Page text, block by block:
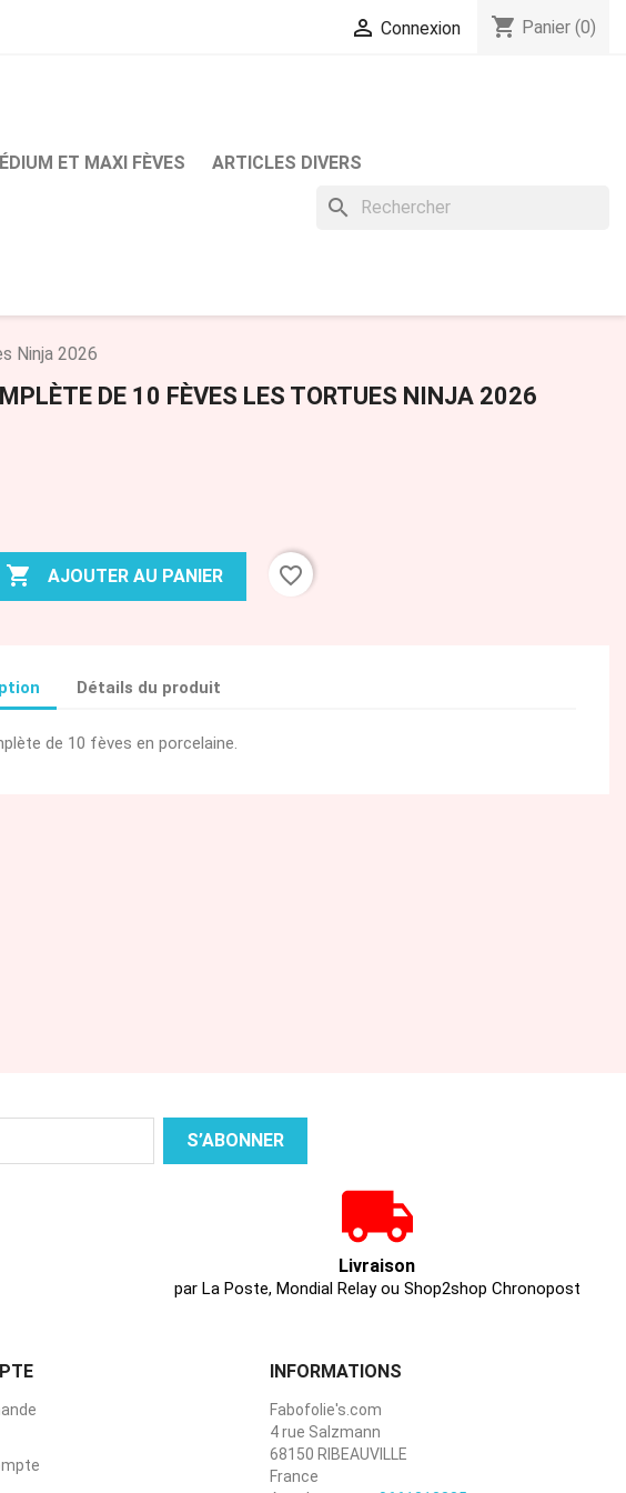
 Connexion shopping_cart Panier (0)
ET MAXI FÈVES ARTICLES DIVERS
search
Ninja 2026
DE 10 FÈVES LES TORTUES NINJA 2026
 AJOUTER AU PANIER favorite_border
Détails du produit
de 10 fèves en porcelaine.
Livraison
par La Poste, Mondial Relay ou Shop2shop Chronopost
INFORMATIONS
Fabofolie's.com
4 rue Salzmann
68150 RIBEAUVILLE
France